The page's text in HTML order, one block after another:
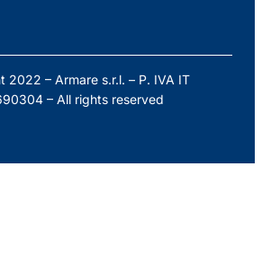
2022 – Armare s.r.l. – P. IVA IT
– All rights reserved